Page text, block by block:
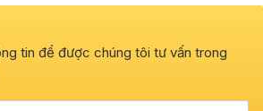
tin để được chúng tôi tư vấn trong